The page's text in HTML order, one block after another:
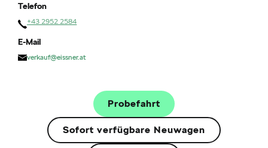
Telefon
+43 2952 2584
E-Mail
verkauf@eissner.at
Probefahrt
Sofort verfügbare Neuwagen